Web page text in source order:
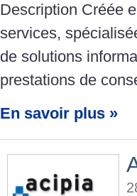
Description Créée
services,
de solutions
prestations de
En savoir plus »